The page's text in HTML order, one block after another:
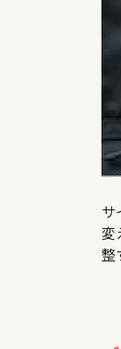
サ
変
整